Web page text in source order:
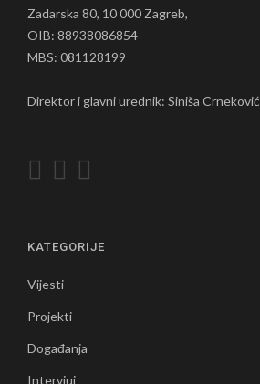
Zadarska 80, 10 000 Zagreb,
OIB: 88938086854
MBS: 081128199
Direktor i glavni urednik: Siniša Crneković
KATEGORIJE
Vijesti
Projekti
Događanja
Intervjui